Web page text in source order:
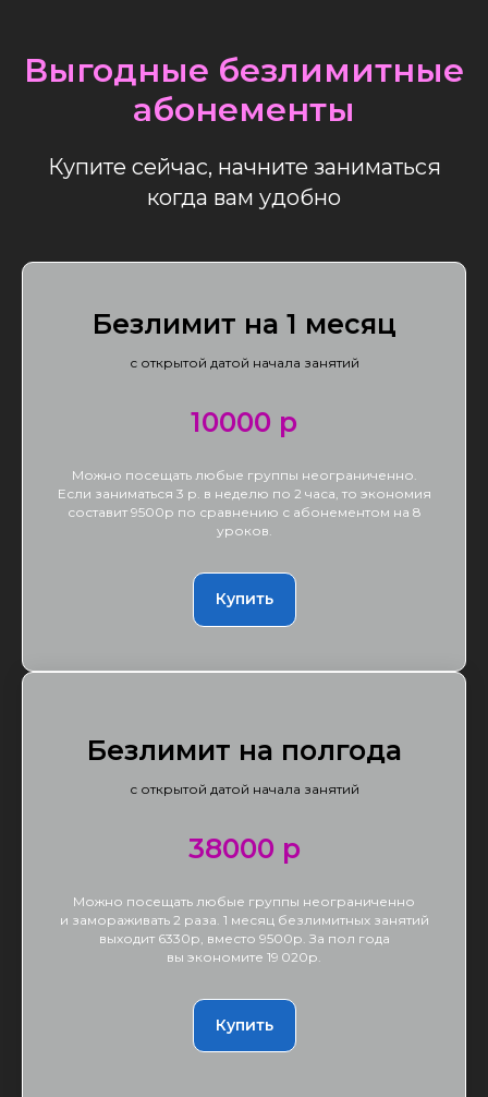
Выгодные безлимитные
абонементы
Купите сейчас, начните заниматься
когда вам удобно
Безлимит на 1 месяц
с открытой датой начала занятий
10000 р
Можно посещать любые группы неограниченно.
Если заниматься 3 р. в неделю по 2 часа, то экономия
составит 9500р по сравнению с абонементом на 8
уроков.
Купить
Безлимит на полгода
с открытой датой начала занятий
38000 р
Можно посещать любые группы неограниченно
и замораживать 2 раза. 1 месяц безлимитных занятий
выходит 6330р, вместо 9500р. За пол года
вы экономите 19 020р.
Купить